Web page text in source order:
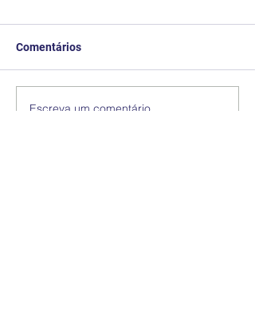
Comentários
Escreva um comentário